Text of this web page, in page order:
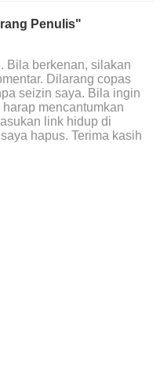
Penulis"
Bila berkenan, silakan
Dilarang copas
seizin saya. Bila ingin
mencantumkan
link hidup di
hapus. Terima kasih